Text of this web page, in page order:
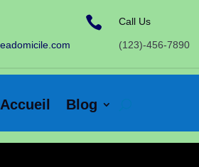
 Call Us
(123)-456-7890
Accueil Blog